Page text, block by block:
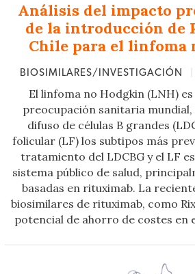
Análisis del impacto
de la introducción de
Chile para el linfoma
BIOSIMILARES/INVESTIGACIÓN
El linfoma no Hodgkin (LNH)
preocupación sanitaria
difuso de células B grandes
folicular (LF) los subtipos más
tratamiento del LDCBG y el LF
sistema público de salud,
basadas en rituximab. La
biosimilares de rituximab, como
potencial de ahorro de costes en